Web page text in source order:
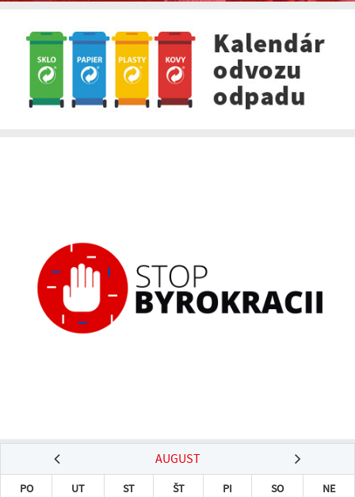
AUGUST
PO UT ST ŠT PI SO
NE